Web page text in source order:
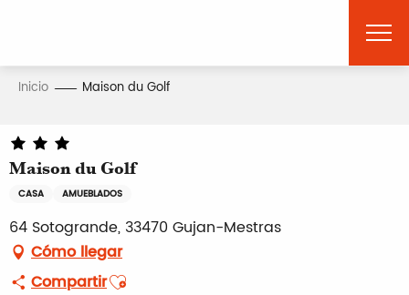
principal
Inicio Maison du Golf
Maison du Golf
CASA AMUEBLADOS
64 Sotogrande, 33470 Gujan-Mestras
Cómo llegar
CompartirAjouter aux favoris